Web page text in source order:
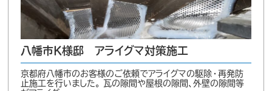
八幡市K様邸 アライグマ対策施工
京都府八幡市のお客様のご依頼でアライグマの駆除・再発防
止施工を行いました。 瓦の隙間や屋根の隙間、外壁の隙間等